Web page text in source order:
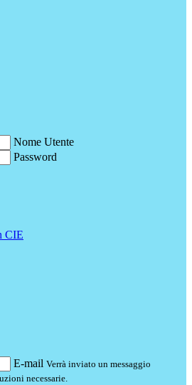
Nome Utente
Password
CIE
E-mail Verrà inviato un messaggio
necessarie.